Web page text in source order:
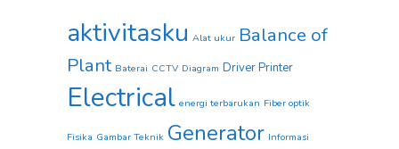
aktivitasku Alat ukur Balance of
Plant Baterai CCTV Diagram Driver Printer
Electrical energi terbarukan Fiber optik
Fisika Gambar Teknik Generator Informasi